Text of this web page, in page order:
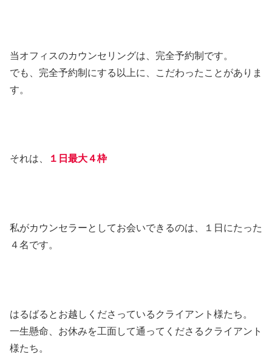
当オフィスのカウンセリングは、完全予約制です。
でも、完全予約制にする以上に、こだわったことがありま
す。
それは、 １日最大４枠
私がカウンセラーとしてお会いできるのは、１日にたった
４名です。
はるばるとお越しくださっているクライアント様たち。
一生懸命、お休みを工面して通ってくださるクライアント
様たち。